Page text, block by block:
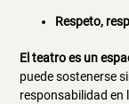
Respeto,
El teatro es un
puede sostenerse
responsabilidad en